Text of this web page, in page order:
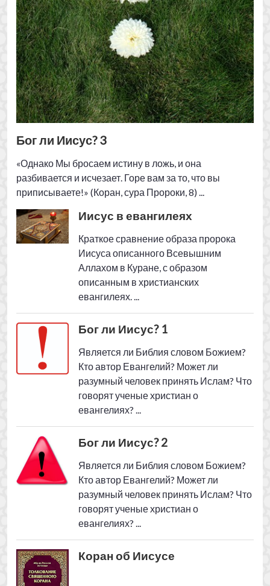
разбивается и исчезает. Горе вам за то, что вы
приписываете!» (Коран, сура Пророки, 8) ...
Иисус в евангилеях
Краткое сравнение образа пророка
Иисуса описанного Всевышним
Аллахом в Куране, с образом
описанным в христианских
евангилеях. ...
Является ли Библия словом Божием?
Кто автор Евангелий? Может ли
разумный человек принять Ислам? Что
говорят ученые христиан о
евангелиях? ...
Бог ли Иисус? 2
Является ли Библия словом Божием?
разумный человек принять Ислам? Что
говорят ученые христиан о
евангелиях? ...
Коран об Иисусе
распят
Иисус сын Марииposts
Исламское вероубеждение